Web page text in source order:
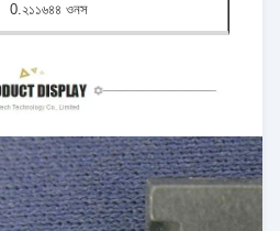
0.২১১৬৪৪ ওনস